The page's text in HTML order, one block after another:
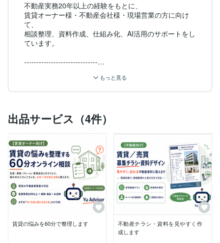
不動産実務20年以上の経験をもとに、
賃貸オーナー様・不動産会社様・現場営業の方に向け
て、
相談整理、資料作成、仕組み化、AI活用のサポートをし
ています。
------------------------------
■ 不動産実務20年以上
ます。
■ 保険・保証にも強い
前職では少額短期保険会社の代表職、保証会社のマネー
ジャー職も経験しました。
不動産・保険・保証を横断して整理できる点が強みで
す。
■ AI・資料化も対応
ChatGPT、Canva、Googleフォーム等を活用し、現場
で使いやすい資料や仕組みに落とし込みます。
------------------------------
もっと見る
出品サービス（4件）
賃貸の悩みを60分で整理します
不動産チラシ・資料を見やすく作
成します